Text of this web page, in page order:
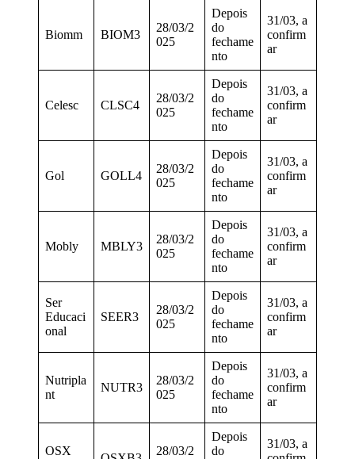
Biomm BIOM3
28/03/2
025
Depois
do
fechame
nto
31/03, a
confirm
ar
Celesc CLSC4
28/03/2
025
Depois
do
fechame
nto
31/03, a
confirm
ar
Gol GOLL4
28/03/2
025
Depois
do
fechame
nto
31/03, a
confirm
ar
Mobly MBLY3
28/03/2
025
Depois
do
fechame
nto
31/03, a
confirm
ar
Ser
Educaci
onal
SEER3
28/03/2
025
Depois
do
fechame
nto
31/03, a
confirm
ar
Nutripla
nt
NUTR3
28/03/2
025
Depois
do
fechame
nto
31/03, a
confirm
ar
OSX
28/03/2
Depois
do
31/03, a